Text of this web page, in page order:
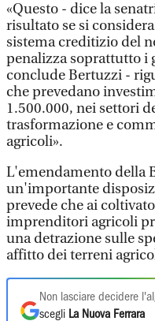
«Questo - dice la
risultato se si
sistema creditizio del
penalizza soprattutto i
conclude Bertuzzi -
che prevedano
1.500.000, nei settori
trasformazione e
agricoli».
L'emendamento della
un'importante
prevede che ai
imprenditori agricoli
una detrazione sulle
affitto dei terreni
Non lasciare decidere
scegli La Nuova Ferrara